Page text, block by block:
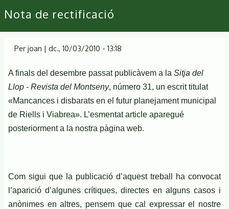
Primary
links
Nota de rectificació
Per joan | dc., 10/03/2010 - 13:18
A finals del desembre passat publicàvem a la Sitja del
Llop - Revista del Montseny, número 31, un escrit titulat
«Mancances i disbarats en el futur planejament municipal
de Riells i Viabrea». L’esmentat article aparegué
posteriorment a la nostra pàgina web.
Com sigui que la publicació d’aquest treball ha convocat
l’aparició d’algunes crítiques, directes en alguns casos i
anònimes en altres, pensem que cal expressar el nostre